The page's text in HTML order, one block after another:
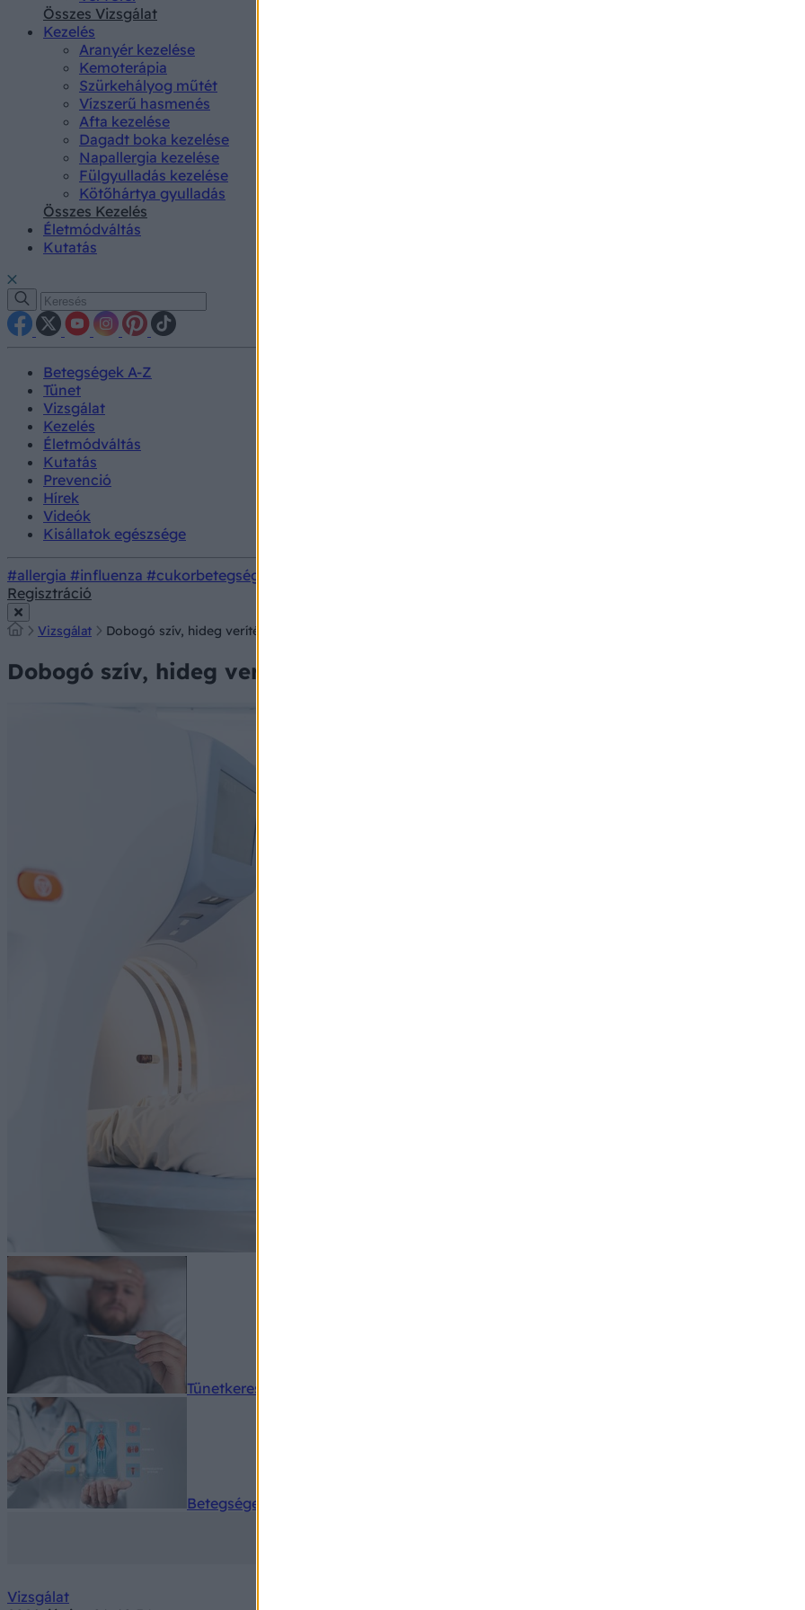
Összes Vizsgálat
Kezelés
Aranyér kezelése
Kemoterápia
Szürkehályog műtét
Vízszerű hasmenés
Afta kezelése
Dagadt boka kezelése
Napallergia kezelése
Fülgyulladás kezelése
Kötőhártya gyulladás
Összes Kezelés
Életmódváltás
Kutatás
Betegségek A-Z
Tünet
Vizsgálat
Kezelés
Életmódváltás
Kutatás
Prevenció
Hírek
Videók
Kisállatok egészsége
#allergia #influenza #cukorbetegség
Regisztráció
Vizsgálat Dobogó szív, hideg veríték: 3 valódi ok, amiért rettegünk az MR-vizsgálattól
Dobogó szív, hideg veríték: 3 valódi ok, amiért rettegünk az MR-
Tünetkereső
Betegségek A-Z
Vizsgálat